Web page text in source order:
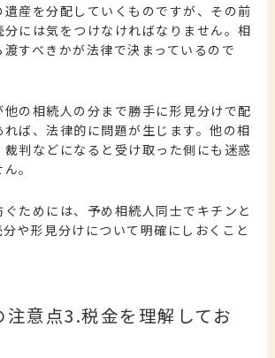
産を分配していくものですが、その前
には気をつけなければなりません。相
すべきかが法律で決まっているので
他の相続人の分まで勝手に形見分けで配
ば、法律的に問題が生じます。他の相
判などになると受け取った側にも迷惑
。
ぐためには、予め相続人同士でキチンと
や形見分けについて明確にしおくこと
注意点3.税金を理解してお